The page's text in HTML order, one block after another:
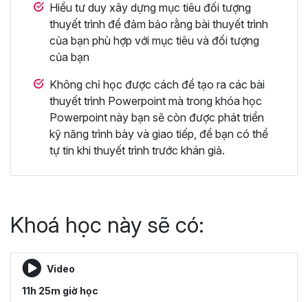
Hiểu tư duy xây dựng mục tiêu đối tượng
thuyết trình để đảm bảo rằng bài thuyết trình
của bạn phù hợp với mục tiêu và đối tượng
của bạn
Không chỉ học được cách để tạo ra các bài
thuyết trình Powerpoint mà trong khóa học
Powerpoint này bạn sẽ còn được phát triển
kỹ năng trình bày và giao tiếp, để bạn có thể
tự tin khi thuyết trình trước khán giả.
Khoá học này sẽ có:
Video
11h 25m giờ học